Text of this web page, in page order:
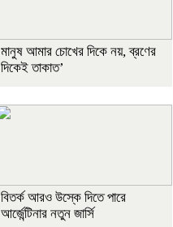
মানুষ আমার চোখের দিকে নয়, ব্রণের
দিকেই তাকাত’
বিতর্ক আরও উস্কে দিতে পারে
আর্জেন্টিনার নতুন জার্সি